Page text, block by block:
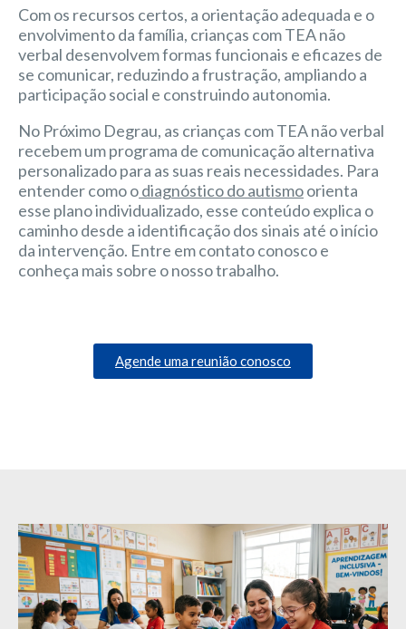
Com os recursos certos, a orientação adequada e o
envolvimento da família, crianças com TEA não
verbal desenvolvem formas funcionais e eficazes de
se comunicar, reduzindo a frustração, ampliando a
participação social e construindo autonomia.
No Próximo Degrau, as crianças com TEA não verbal
recebem um programa de comunicação alternativa
personalizado para as suas reais necessidades. Para
entender como odiagnóstico do autismoorienta
esse plano individualizado, esse conteúdo explica o
caminho desde a identificação dos sinais até o início
da intervenção. Entre em contato conosco e
conheça mais sobre o nosso trabalho.
Agende uma reunião conosco